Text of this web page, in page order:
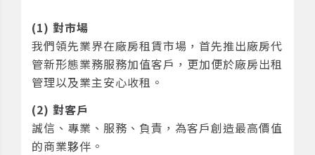
(1) 對市場
我們領先業界在廠房租賃市場，首先推出廠房代
管新形態業務服務加值客戶，更加便於廠房出租
管理以及業主安心收租。
(2) 對客戶
誠信、專業、服務、負責，為客戶創造最高價值
的商業夥伴。